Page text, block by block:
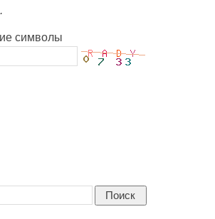
символы
Поиск